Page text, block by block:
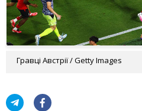
Гравці Австрії / Getty Images